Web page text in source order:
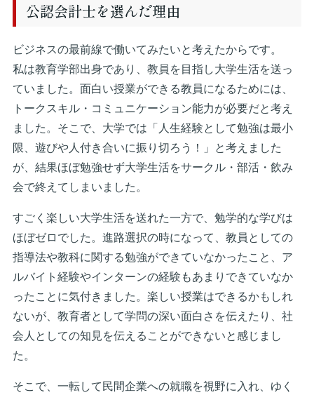
公認会計士を選んだ理由
ビジネスの最前線で働いてみたいと考えたからです。
私は教育学部出身であり、教員を目指し大学生活を送っ
ていました。面白い授業ができる教員になるためには、
トークスキル・コミュニケーション能力が必要だと考え
ました。そこで、大学では「人生経験として勉強は最小
限、遊びや人付き合いに振り切ろう！」と考えました
が、結果ほぼ勉強せず大学生活をサークル・部活・飲み
会で終えてしまいました。
すごく楽しい大学生活を送れた一方で、勉学的な学びは
ほぼゼロでした。進路選択の時になって、教員としての
指導法や教科に関する勉強ができていなかったこと、ア
ルバイト経験やインターンの経験もあまりできていなか
ったことに気付きました。楽しい授業はできるかもしれ
ないが、教育者として学問の深い面白さを伝えたり、社
会人としての知見を伝えることができないと感じまし
た。
そこで、一転して民間企業への就職を視野に入れ、ゆく